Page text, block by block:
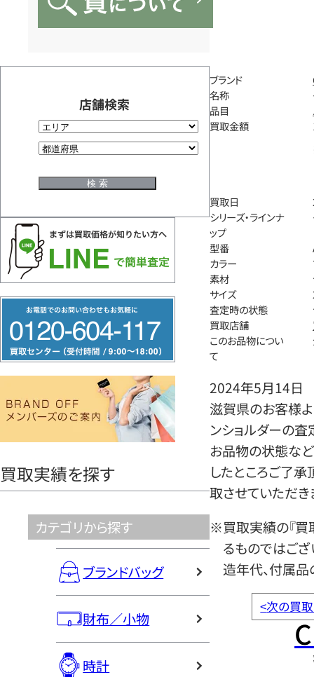
店舗検索
リ
ー
ヤ
買取実績を探す
カテゴリから探す
ブランドバッグ
財布／小物
時計
ブランド
名称
品目
買取金額
買取日
シリーズ・ラインナ
ップ
型番
カラー
素材
サイズ
査定時の状態
買取店舗
このお品物につい
て
2024年5月14日
滋賀県のお客様よ
ンショルダーの査
お品物の状態など
したところご了
取させていただき
※買取実績の『買
るものではござ
造年代、付属品
<次の買